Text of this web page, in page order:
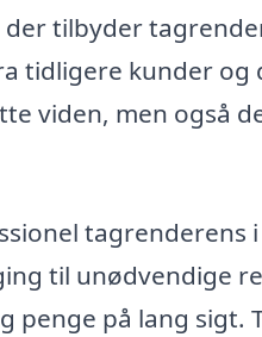
tilbyder
tidligere kunder og
viden, men også
tagrenderens
til unødvendige
penge på lang sigt.